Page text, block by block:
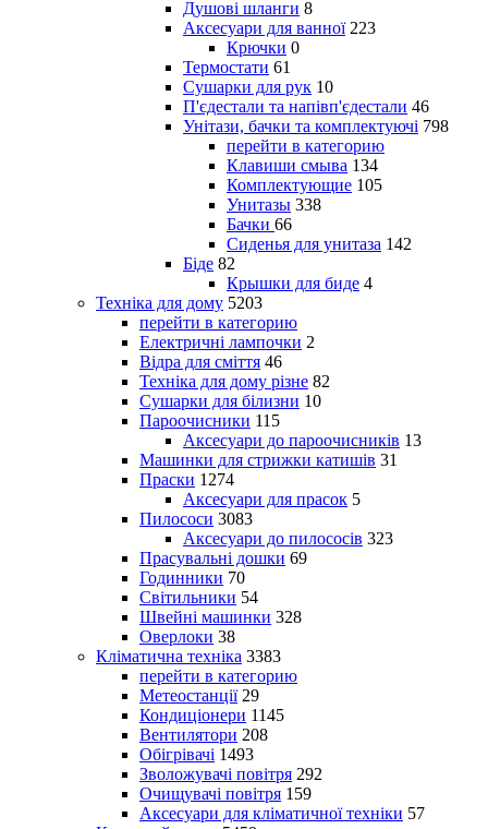
Душові шланги 8
Аксесуари для ванної 223
Крючки 0
Термостати 61
Сушарки для рук 10
П'єдестали та напівп'єдестали 46
Унітази, бачки та комплектуючі 798
перейти в категорию
Клавиши смыва 134
Комплектующие 105
Унитазы 338
Бачки 66
Сиденья для унитаза 142
Біде 82
Крышки для биде 4
Техніка для дому 5203
перейти в категорию
Електричні лампочки 2
Відра для сміття 46
Техніка для дому різне 82
Сушарки для білизни 10
Пароочисники 115
Аксесуари до пароочисників 13
Машинки для стрижки катишів 31
Праски 1274
Аксесуари для прасок 5
Пилососи 3083
Аксесуари до пилососів 323
Прасувальні дошки 69
Годинники 70
Світильники 54
Швейні машинки 328
Оверлоки 38
Кліматична техніка 3383
перейти в категорию
Метеостанції 29
Кондиціонери 1145
Вентилятори 208
Обігрівачі 1493
Зволожувачі повітря 292
Очищувачі повітря 159
Аксесуари для кліматичної техніки 57